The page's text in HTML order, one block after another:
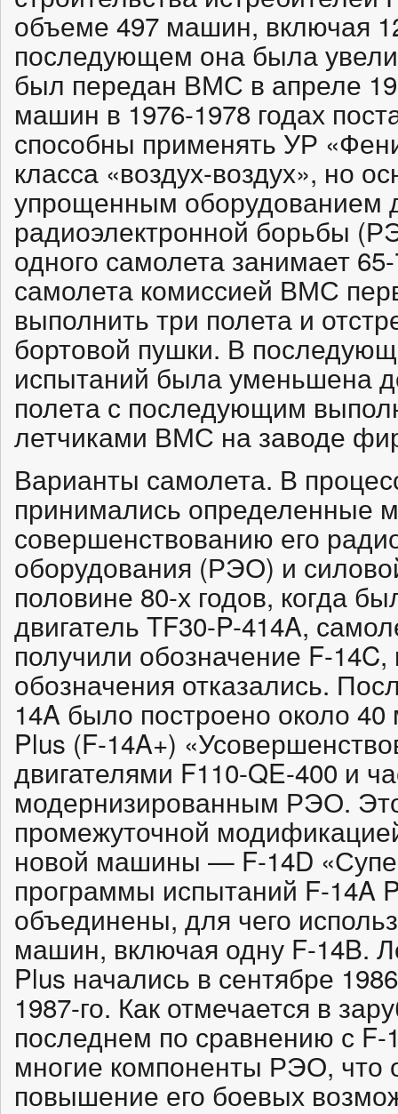
объеме 497 машин, включая
последующем она была
был передан ВМС в апреле
машин в 1976-1978 годах
способны применять УР
класса «воздух-воздух», но
упрощенным оборудованием
радиоэлектронной борьбы
одного самолета занимает
самолета комиссией ВМС
выполнить три полета и
бортовой пушки. В
испытаний была уменьшена
полета с последующим
летчиками ВМС на заводе
Варианты самолета. В
принимались определенные
совершенствованию его
оборудования (РЭО) и
половине 80-х годов, когда
двигатель TF30-P-414A,
получили обозначение F-14C,
обозначения отказались.
14A было построено около
Plus (F-14A+)
двигателями F110-QE-400 и
модернизированным РЭО.
промежуточной
новой машины — F-14D
программы испытаний F-14A
объединены, для чего
машин, включая одну F-14B.
Plus начались в сентябре
1987-го. Как отмечается в
последнем по сравнению с
многие компоненты РЭО, что
повышение его боевых